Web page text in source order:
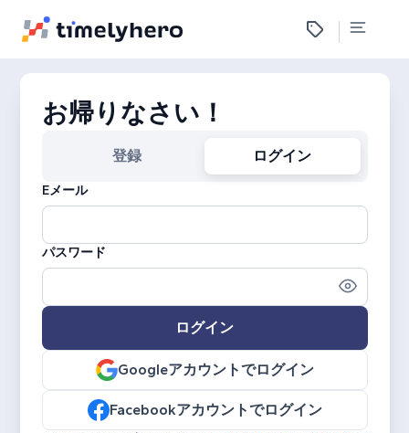
お帰りなさい！
登録 ログイン
Eメール
パスワード
ログイン
Googleアカウントでログイン
Facebookアカウントでログイン